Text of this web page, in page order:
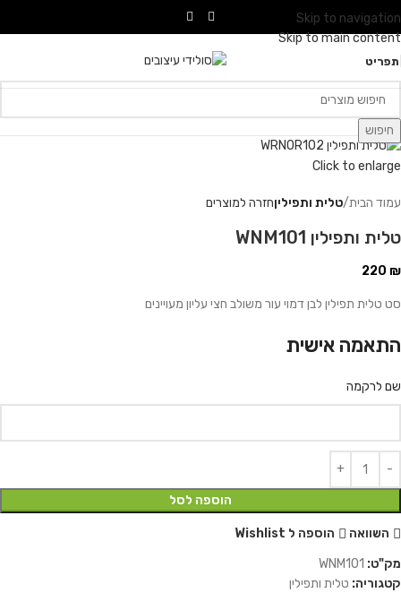
Skip to navigation
Skip to main content
תפריט
חיפוש
Click to enlarge
עמוד הבית טלית ותפיליןחזרה למוצרים
טלית ותפילין WNM101
220 ₪
סט טלית תפילין לבן דמוי עור משולב חצי עליון מעויינים
התאמה אישית
שם לרקמה
הוספה לסל
השוואה
הוספה ל Wishlist
מק"ט: WNM101
קטגוריה: טלית ותפילין